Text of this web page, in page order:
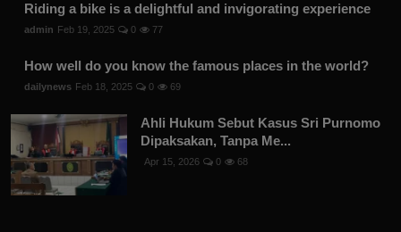
Riding a bike is a delightful and invigorating experience
admin Feb 19, 2025 0 77
How well do you know the famous places in the world?
dailynews Feb 18, 2025 0 69
Ahli Hukum Sebut Kasus Sri Purnomo
Dipaksakan, Tanpa Me...
Apr 15, 2026 0 68